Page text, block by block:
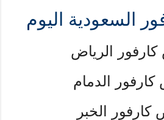
السعودية اليوم
الرياض
الدمام
الخبر